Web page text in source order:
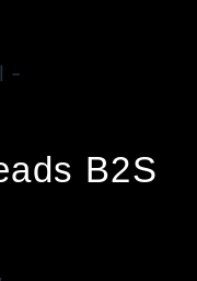
B2S